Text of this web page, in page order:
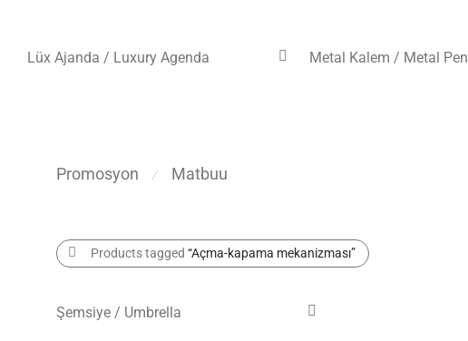
Lüx Ajanda / Luxury Agenda Metal Kalem / Metal Pen
Promosyon ⁄ Matbuu
Products tagged “Açma-kapama mekanizması”
Şemsiye / Umbrella